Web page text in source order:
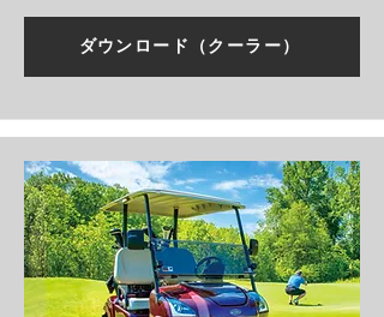
ダウンロード（クーラー）